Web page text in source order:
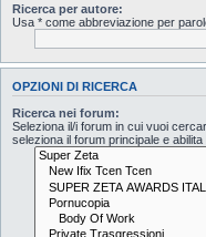
Ricerca per autore:
Usa * come abbreviazione per
OPZIONI DI RICERCA
Ricerca nei forum:
Seleziona il/i forum in cui vuoi
seleziona il forum principale e abilita